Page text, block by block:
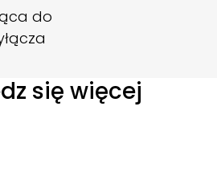
do
się więcej